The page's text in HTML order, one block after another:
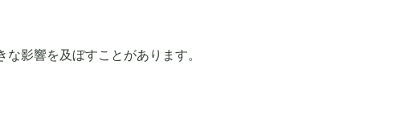
な影響を及ぼすことがあります。